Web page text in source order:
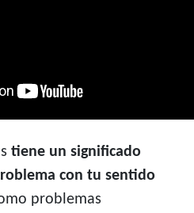
tiene un significado
con tu sentido
problemas